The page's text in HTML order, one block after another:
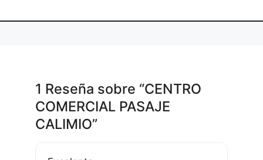
1 Reseña sobre “CENTRO
COMERCIAL PASAJE
CALIMIO”